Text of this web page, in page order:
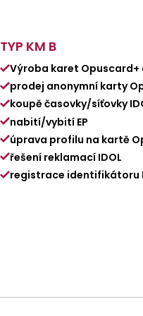
TYP KM B
Výroba karet Opuscard+
prodej anonymní karty
koupě časovky/síťovky
nabití/vybití EP
úprava profilu na kartě
řešení reklamací IDOL
registrace